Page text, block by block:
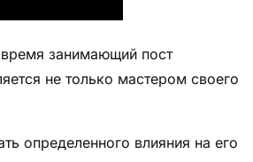
занимающий пост
не только мастером своего
определенного влияния на его